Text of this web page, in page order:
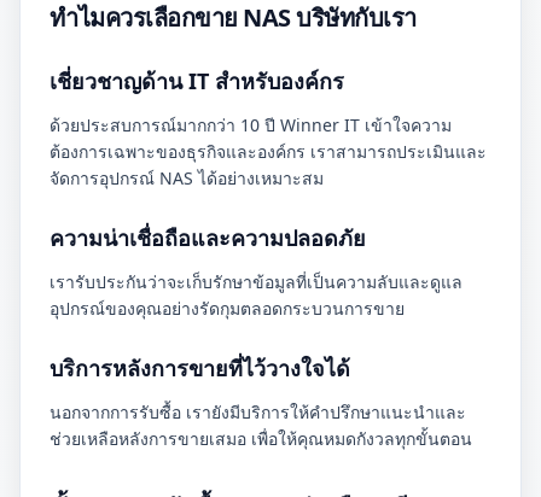
ทำไมควรเลือกขาย NAS บริษัทกับเรา
เชี่ยวชาญด้าน IT สำหรับองค์กร
ด้วยประสบการณ์มากกว่า 10 ปี Winner IT เข้าใจความ
ต้องการเฉพาะของธุรกิจและองค์กร เราสามารถประเมินและ
จัดการอุปกรณ์ NAS ได้อย่างเหมาะสม
ความน่าเชื่อถือและความปลอดภัย
เรารับประกันว่าจะเก็บรักษาข้อมูลที่เป็นความลับและดูแล
อุปกรณ์ของคุณอย่างรัดกุมตลอดกระบวนการขาย
บริการหลังการขายที่ไว้วางใจได้
นอกจากการรับซื้อ เรายังมีบริการให้คำปรึกษาแนะนำและ
ช่วยเหลือหลังการขายเสมอ เพื่อให้คุณหมดกังวลทุกขั้นตอน